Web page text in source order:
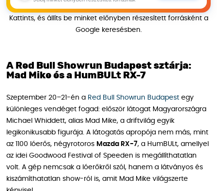
Kattints, és állíts be minket előnyben részesített forrásként a
Google keresésben.
A Red Bull Showrun Budapest sztárja:
Mad Mike és a HumBULt RX-7
Szeptember 20–21-én a Red Bull Showrun Budapest egy
különleges vendéget fogad: először látogat Magyarországra
Michael Whiddett, alias Mad Mike, a driftvilág egyik
legikonikusabb figurája. A látogatás apropója nem más, mint
az 1100 lóerős, négyrotoros Mazda RX-7, a HumBULt, amellyel
az idei Goodwood Festival of Speeden is megállíthatatlan
volt. A gép nemcsak a lóerőkről szól, hanem a látványos és
kiszámíthatatlan show-ról is, amit Mad Mike világszerte